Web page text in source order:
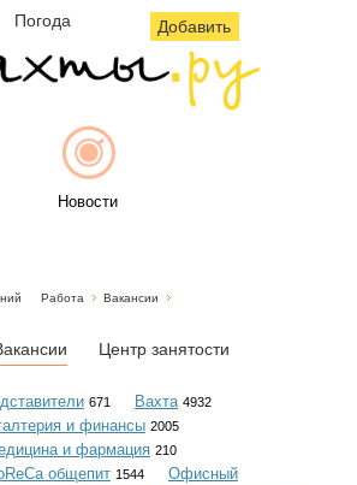
Погода Добавить
Новости
Объявления
Работа Вакансии
Центр занятости
671 Вахта 4932
и финансы 2005
и фармация 210
общепит 1544
Офисный